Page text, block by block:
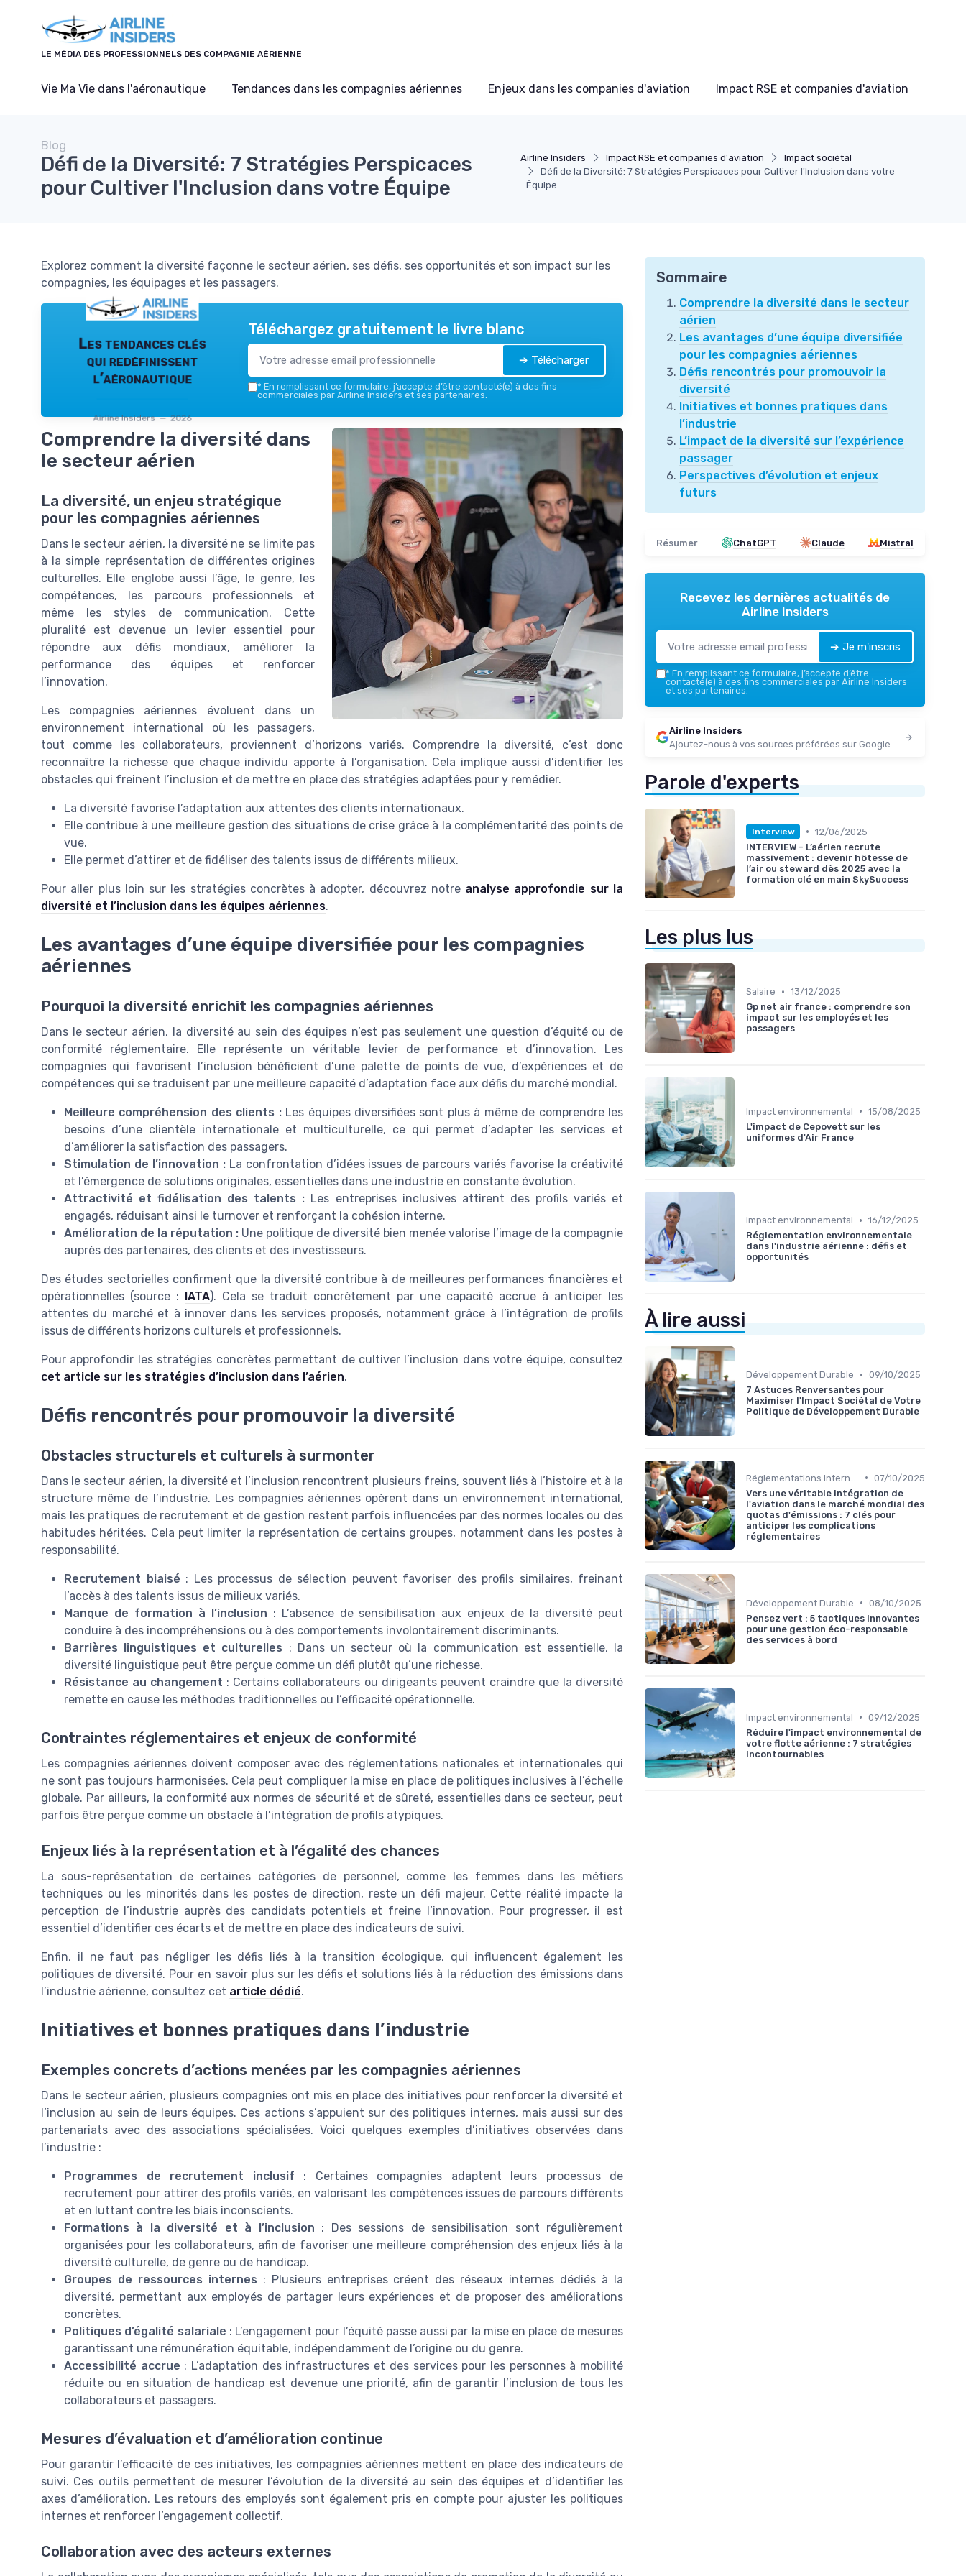
LE MÉDIA DES PROFESSIONNELS DES COMPAGNIE AÉRIENNE
Vie Ma Vie dans l'aéronautique Tendances dans les compagnies aériennes Enjeux dans les companies d'aviation Impact RSE et companies d'aviation
Airline Insiders Impact RSE et companies d'aviation
Impact sociétal
Défi de la Diversité: 7 Stratégies Perspicaces pour Cultiver l'Inclusion dans votre
Équipe
Blog
Défi de la Diversité: 7 Stratégies Perspicaces
pour Cultiver l'Inclusion dans votre Équipe
Explorez comment la diversité façonne le secteur aérien, ses défis, ses opportunités et son impact sur les
compagnies, les équipages et les passagers.
Les tendances clés
qui redéfinissent
l’aéronautique
Airline Insiders — 2026
Téléchargez gratuitement le livre blanc
➔ Télécharger
* En remplissant ce formulaire, j’accepte d’être contacté(e) à des fins
commerciales par Airline Insiders et ses partenaires.
Comprendre la diversité dans
le secteur aérien
La diversité, un enjeu stratégique
pour les compagnies aériennes
Dans le secteur aérien, la diversité ne se limite pas
à la simple représentation de différentes origines
culturelles. Elle englobe aussi l’âge, le genre, les
compétences, les parcours professionnels et
même les styles de communication. Cette
pluralité est devenue un levier essentiel pour
répondre aux défis mondiaux, améliorer la
performance des équipes et renforcer
l’innovation.
Les compagnies aériennes évoluent dans un
environnement international où les passagers,
tout comme les collaborateurs, proviennent d’horizons variés. Comprendre la diversité, c’est donc
reconnaître la richesse que chaque individu apporte à l’organisation. Cela implique aussi d’identifier les
obstacles qui freinent l’inclusion et de mettre en place des stratégies adaptées pour y remédier.
La diversité favorise l’adaptation aux attentes des clients internationaux.
Elle contribue à une meilleure gestion des situations de crise grâce à la complémentarité des points de
vue.
Elle permet d’attirer et de fidéliser des talents issus de différents milieux.
Pour aller plus loin sur les stratégies concrètes à adopter, découvrez notre analyse approfondie sur la
diversité et l’inclusion dans les équipes aériennes.
Les avantages d’une équipe diversifiée pour les compagnies
aériennes
Pourquoi la diversité enrichit les compagnies aériennes
Dans le secteur aérien, la diversité au sein des équipes n’est pas seulement une question d’équité ou de
conformité réglementaire. Elle représente un véritable levier de performance et d’innovation. Les
compagnies qui favorisent l’inclusion bénéficient d’une palette de points de vue, d’expériences et de
compétences qui se traduisent par une meilleure capacité d’adaptation face aux défis du marché mondial.
Meilleure compréhension des clients :Les équipes diversifiées sont plus à même de comprendre les
besoins d’une clientèle internationale et multiculturelle, ce qui permet d’adapter les services et
d’améliorer la satisfaction des passagers.
Stimulation de l’innovation :La confrontation d’idées issues de parcours variés favorise la créativité
et l’émergence de solutions originales, essentielles dans une industrie en constante évolution.
Attractivité et fidélisation des talents : Les entreprises inclusives attirent des profils variés et
engagés, réduisant ainsi le turnover et renforçant la cohésion interne.
Amélioration de la réputation : Une politique de diversité bien menée valorise l’image de la compagnie
auprès des partenaires, des clients et des investisseurs.
Des études sectorielles confirment que la diversité contribue à de meilleures performances financières et
opérationnelles (source : IATA). Cela se traduit concrètement par une capacité accrue à anticiper les
attentes du marché et à innover dans les services proposés, notamment grâce à l’intégration de profils
issus de différents horizons culturels et professionnels.
Pour approfondir les stratégies concrètes permettant de cultiver l’inclusion dans votre équipe, consultez
cet article sur les stratégies d’inclusion dans l’aérien.
Défis rencontrés pour promouvoir la diversité
Obstacles structurels et culturels à surmonter
Dans le secteur aérien, la diversité et l’inclusion rencontrent plusieurs freins, souvent liés à l’histoire et à la
structure même de l’industrie. Les compagnies aériennes opèrent dans un environnement international,
mais les pratiques de recrutement et de gestion restent parfois influencées par des normes locales ou des
habitudes héritées. Cela peut limiter la représentation de certains groupes, notamment dans les postes à
responsabilité.
Recrutement biaisé : Les processus de sélection peuvent favoriser des profils similaires, freinant
l’accès à des talents issus de milieux variés.
Manque de formation à l’inclusion : L’absence de sensibilisation aux enjeux de la diversité peut
conduire à des incompréhensions ou à des comportements involontairement discriminants.
Barrières linguistiques et culturelles : Dans un secteur où la communication est essentielle, la
diversité linguistique peut être perçue comme un défi plutôt qu’une richesse.
Résistance au changement : Certains collaborateurs ou dirigeants peuvent craindre que la diversité
remette en cause les méthodes traditionnelles ou l’efficacité opérationnelle.
Contraintes réglementaires et enjeux de conformité
Les compagnies aériennes doivent composer avec des réglementations nationales et internationales qui
ne sont pas toujours harmonisées. Cela peut compliquer la mise en place de politiques inclusives à l’échelle
globale. Par ailleurs, la conformité aux normes de sécurité et de sûreté, essentielles dans ce secteur, peut
parfois être perçue comme un obstacle à l’intégration de profils atypiques.
Enjeux liés à la représentation et à l’égalité des chances
La sous-représentation de certaines catégories de personnel, comme les femmes dans les métiers
techniques ou les minorités dans les postes de direction, reste un défi majeur. Cette réalité impacte la
perception de l’industrie auprès des candidats potentiels et freine l’innovation. Pour progresser, il est
essentiel d’identifier ces écarts et de mettre en place des indicateurs de suivi.
Enfin, il ne faut pas négliger les défis liés à la transition écologique, qui influencent également les
politiques de diversité. Pour en savoir plus sur les défis et solutions liés à la réduction des émissions dans
l’industrie aérienne, consultez cet article dédié.
Initiatives et bonnes pratiques dans l’industrie
Exemples concrets d’actions menées par les compagnies aériennes
Dans le secteur aérien, plusieurs compagnies ont mis en place des initiatives pour renforcer la diversité et
l’inclusion au sein de leurs équipes. Ces actions s’appuient sur des politiques internes, mais aussi sur des
partenariats avec des associations spécialisées. Voici quelques exemples d’initiatives observées dans
l’industrie :
Programmes de recrutement inclusif : Certaines compagnies adaptent leurs processus de
recrutement pour attirer des profils variés, en valorisant les compétences issues de parcours différents
et en luttant contre les biais inconscients.
Formations à la diversité et à l’inclusion : Des sessions de sensibilisation sont régulièrement
organisées pour les collaborateurs, afin de favoriser une meilleure compréhension des enjeux liés à la
diversité culturelle, de genre ou de handicap.
Groupes de ressources internes : Plusieurs entreprises créent des réseaux internes dédiés à la
diversité, permettant aux employés de partager leurs expériences et de proposer des améliorations
concrètes.
Politiques d’égalité salariale : L’engagement pour l’équité passe aussi par la mise en place de mesures
garantissant une rémunération équitable, indépendamment de l’origine ou du genre.
Accessibilité accrue : L’adaptation des infrastructures et des services pour les personnes à mobilité
réduite ou en situation de handicap est devenue une priorité, afin de garantir l’inclusion de tous les
collaborateurs et passagers.
Mesures d’évaluation et d’amélioration continue
Pour garantir l’efficacité de ces initiatives, les compagnies aériennes mettent en place des indicateurs de
suivi. Ces outils permettent de mesurer l’évolution de la diversité au sein des équipes et d’identifier les
axes d’amélioration. Les retours des employés sont également pris en compte pour ajuster les politiques
internes et renforcer l’engagement collectif.
Collaboration avec des acteurs externes
Sommaire
Comprendre la diversité dans le secteur
aérien
Les avantages d’une équipe diversifiée
pour les compagnies aériennes
Défis rencontrés pour promouvoir la
diversité
Initiatives et bonnes pratiques dans
l’industrie
L’impact de la diversité sur l’expérience
passager
Perspectives d’évolution et enjeux
futurs
Résumer ChatGPT Claude Mistral
Recevez les dernières actualités de
Airline Insiders
➔ Je m'inscris
* En remplissant ce formulaire, j’accepte d’être
contacté(e) à des fins commerciales par Airline Insiders
et ses partenaires.
Airline Insiders
Ajoutez-nous à vos sources préférées sur Google
Parole d'experts
Interview • 12/06/2025
INTERVIEW - L’aérien recrute
massivement : devenir hôtesse de
l’air ou steward dès 2025 avec la
formation clé en main SkySuccess
Les plus lus
Salaire • 13/12/2025
Gp net air france : comprendre son
impact sur les employés et les
passagers
Impact environnemental • 15/08/2025
L'impact de Cepovett sur les
uniformes d'Air France
Impact environnemental • 16/12/2025
Réglementation environnementale
dans l'industrie aérienne : défis et
opportunités
À lire aussi
Développement Durable • 09/10/2025
7 Astuces Renversantes pour
Maximiser l'Impact Sociétal de Votre
Politique de Développement Durable
• 07/10/2025
Vers une véritable intégration de
l'aviation dans le marché mondial des
quotas d'émissions : 7 clés pour
anticiper les complications
réglementaires
Développement Durable • 08/10/2025
Pensez vert : 5 tactiques innovantes
pour une gestion éco-responsable
des services à bord
Impact environnemental • 09/12/2025
Réduire l'impact environnemental de
votre flotte aérienne : 7 stratégies
incontournables